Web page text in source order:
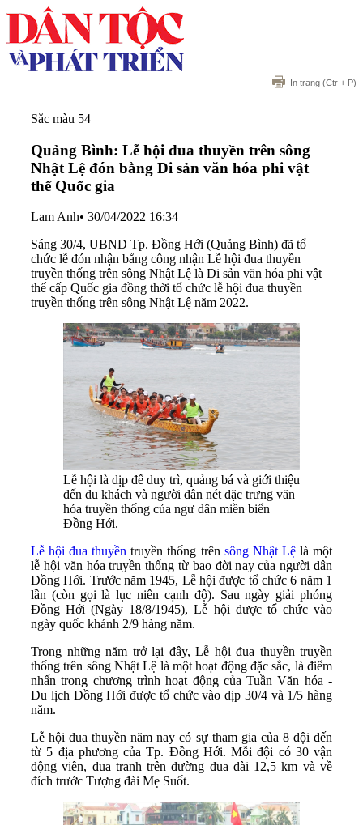
In trang (Ctr + P)
Sắc màu 54
Quảng Bình: Lễ hội đua thuyền trên sông
Nhật Lệ đón bằng Di sản văn hóa phi vật
thể Quốc gia
Lam Anh• 30/04/2022 16:34
Sáng 30/4, UBND Tp. Đồng Hới (Quảng Bình) đã tổ
chức lễ đón nhận bằng công nhận Lễ hội đua thuyền
truyền thống trên sông Nhật Lệ là Di sản văn hóa phi vật
thể cấp Quốc gia đồng thời tổ chức lễ hội đua thuyền
truyền thống trên sông Nhật Lệ năm 2022.
Lễ hội là dịp để duy trì, quảng bá và giới thiệu
đến du khách và người dân nét đặc trưng văn
hóa truyền thống của ngư dân miền biển
Đồng Hới.
Lễ hội đua thuyền truyền thống trên sông Nhật Lệlà một
lễ hội văn hóa truyền thống từ bao đời nay của người dân
Đồng Hới. Trước năm 1945, Lễ hội được tổ chức 6 năm 1
lần (còn gọi là lục niên cạnh độ). Sau ngày giải phóng
Đồng Hới (Ngày 18/8/1945), Lễ hội được tổ chức vào
ngày quốc khánh 2/9 hàng năm.
Trong những năm trở lại đây, Lễ hội đua thuyền truyền
thống trên sông Nhật Lệ là một hoạt động đặc sắc, là điểm
nhấn trong chương trình hoạt động của Tuần Văn hóa -
Du lịch Đồng Hới được tổ chức vào dịp 30/4 và 1/5 hàng
năm.
Lễ hội đua thuyền năm nay có sự tham gia của 8 đội đến
từ 5 địa phương của Tp. Đồng Hới. Mỗi đội có 30 vận
động viên, đua tranh trên đường đua dài 12,5 km và về
đích trước Tượng đài Mẹ Suốt.